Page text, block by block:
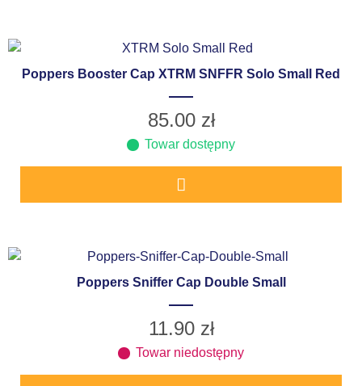
Poppers Booster Cap XTRM SNFFR Solo Small Red
85.00 zł
Towar dostępny
Poppers Sniffer Cap Double Small
11.90 zł
Towar niedostępny